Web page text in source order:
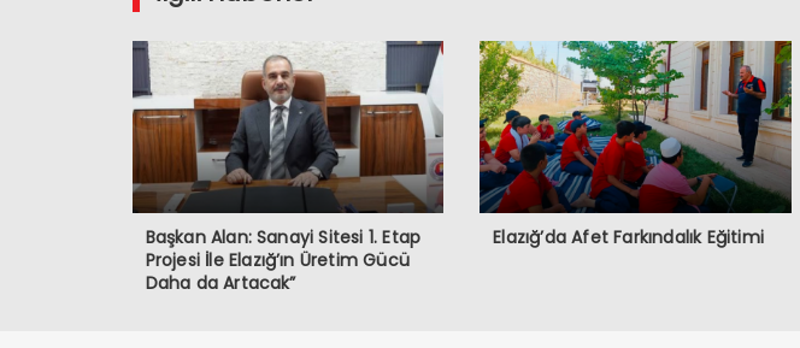
Başkan Alan: Sanayi Sitesi 1. Etap
Projesi İle Elazığ’ın Üretim Gücü
Daha da Artacak”
Elazığ’da Afet Farkındalık Eğitimi